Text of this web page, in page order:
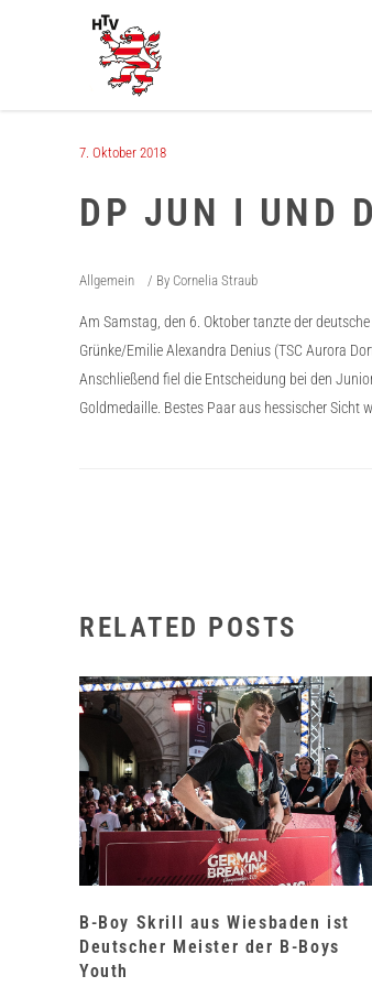
7. Oktober 2018
DP JUN I UND
Allgemein By Cornelia Straub
Am Samstag, den 6. Oktober tanzte der
Grünke/Emilie Alexandra Denius (TSC Aurora
Anschließend fiel die Entscheidung bei den
Goldmedaille. Bestes Paar aus hessischer Sicht
RELATED POSTS
B-Boy Skrill aus Wiesbaden ist
Deutscher Meister der B-Boys
Youth